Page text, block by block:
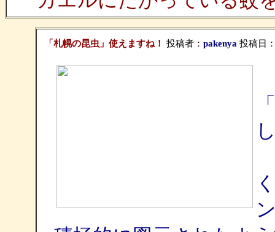
「札幌の昆虫」使えますね！ 投稿者： pakenya 投稿日